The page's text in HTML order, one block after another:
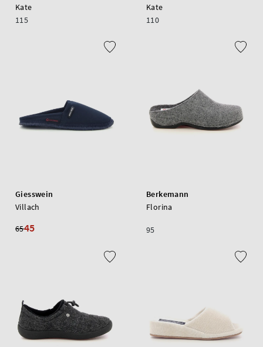
Kate
115
Kate
110
Giesswein
Villach
6545
Berkemann
Florina
95